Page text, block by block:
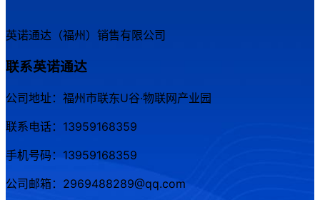
英诺通达（福州）销售有限公司
联系英诺通达
公司地址：福州市联东U谷·物联网产业园
联系电话：13959168359
手机号码：13959168359
公司邮箱：2969488289@qq.com